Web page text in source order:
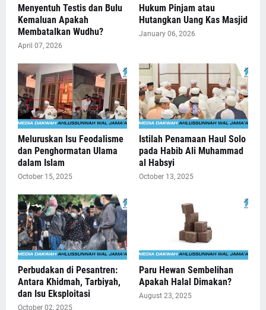
Menyentuh Testis dan Bulu
Kemaluan Apakah
Membatalkan Wudhu?
April 07, 2026
Hukum Pinjam atau
Hutangkan Uang Kas Masjid
January 06, 2026
Meluruskan Isu Feodalisme
dan Penghormatan Ulama
dalam Islam
October 15, 2025
Istilah Penamaan Haul Solo
pada Habib Ali Muhammad
al Habsyi
October 13, 2025
Perbudakan di Pesantren:
Antara Khidmah, Tarbiyah,
dan Isu Eksploitasi
October 02, 2025
Paru Hewan Sembelihan
Apakah Halal Dimakan?
August 23, 2025